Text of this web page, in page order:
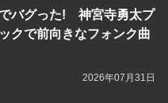
バグった! 神宮寺勇太プ
クで前向きなフォンク曲
2026年07月31日